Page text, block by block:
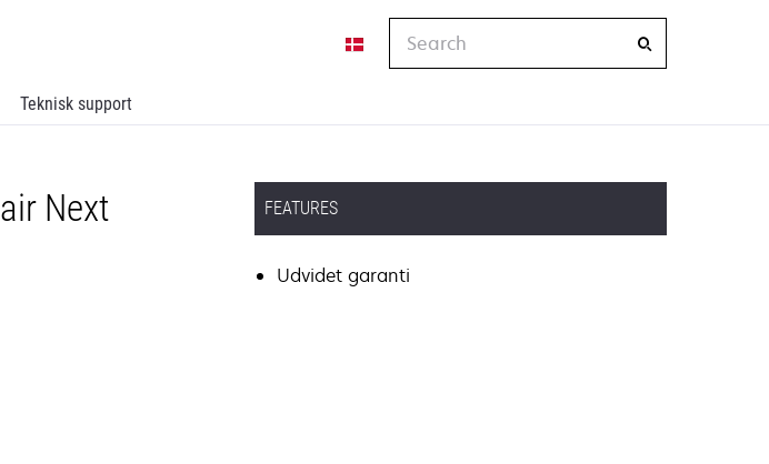
Teknisk support
Next
FEATURES
Udvidet garanti